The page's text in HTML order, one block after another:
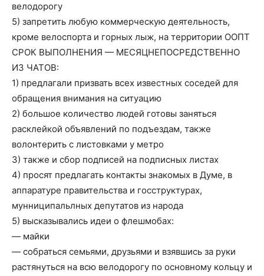
велодорогу
5) запретить любую коммерческую деятельность,
кроме велоспорта и горных лыж, на территории ООПТ
СРОК ВЫПОЛНЕНИЯ — МЕСЯЦНЕПОСРЕДСТВЕННО
ИЗ ЧАТОВ:
1) предлагали призвать всех известных соседей для
обращения внимания на ситуацию
2) большое количество людей готовы заняться
расклейкой объявлений по подъездам, также
волонтерить с листовками у метро
3) также и сбор подписей на подписных листах
4) просят предлагать контакты знакомых в Думе, в
аппаратуре правительства и госструктурах,
мунниципальлных депутатов из народа
5) высказывались идеи о флешмобах:
— майки
— собраться семьями, друзьями и взявшись за руки
растянуться на всю велодорогу по основному кольцу и